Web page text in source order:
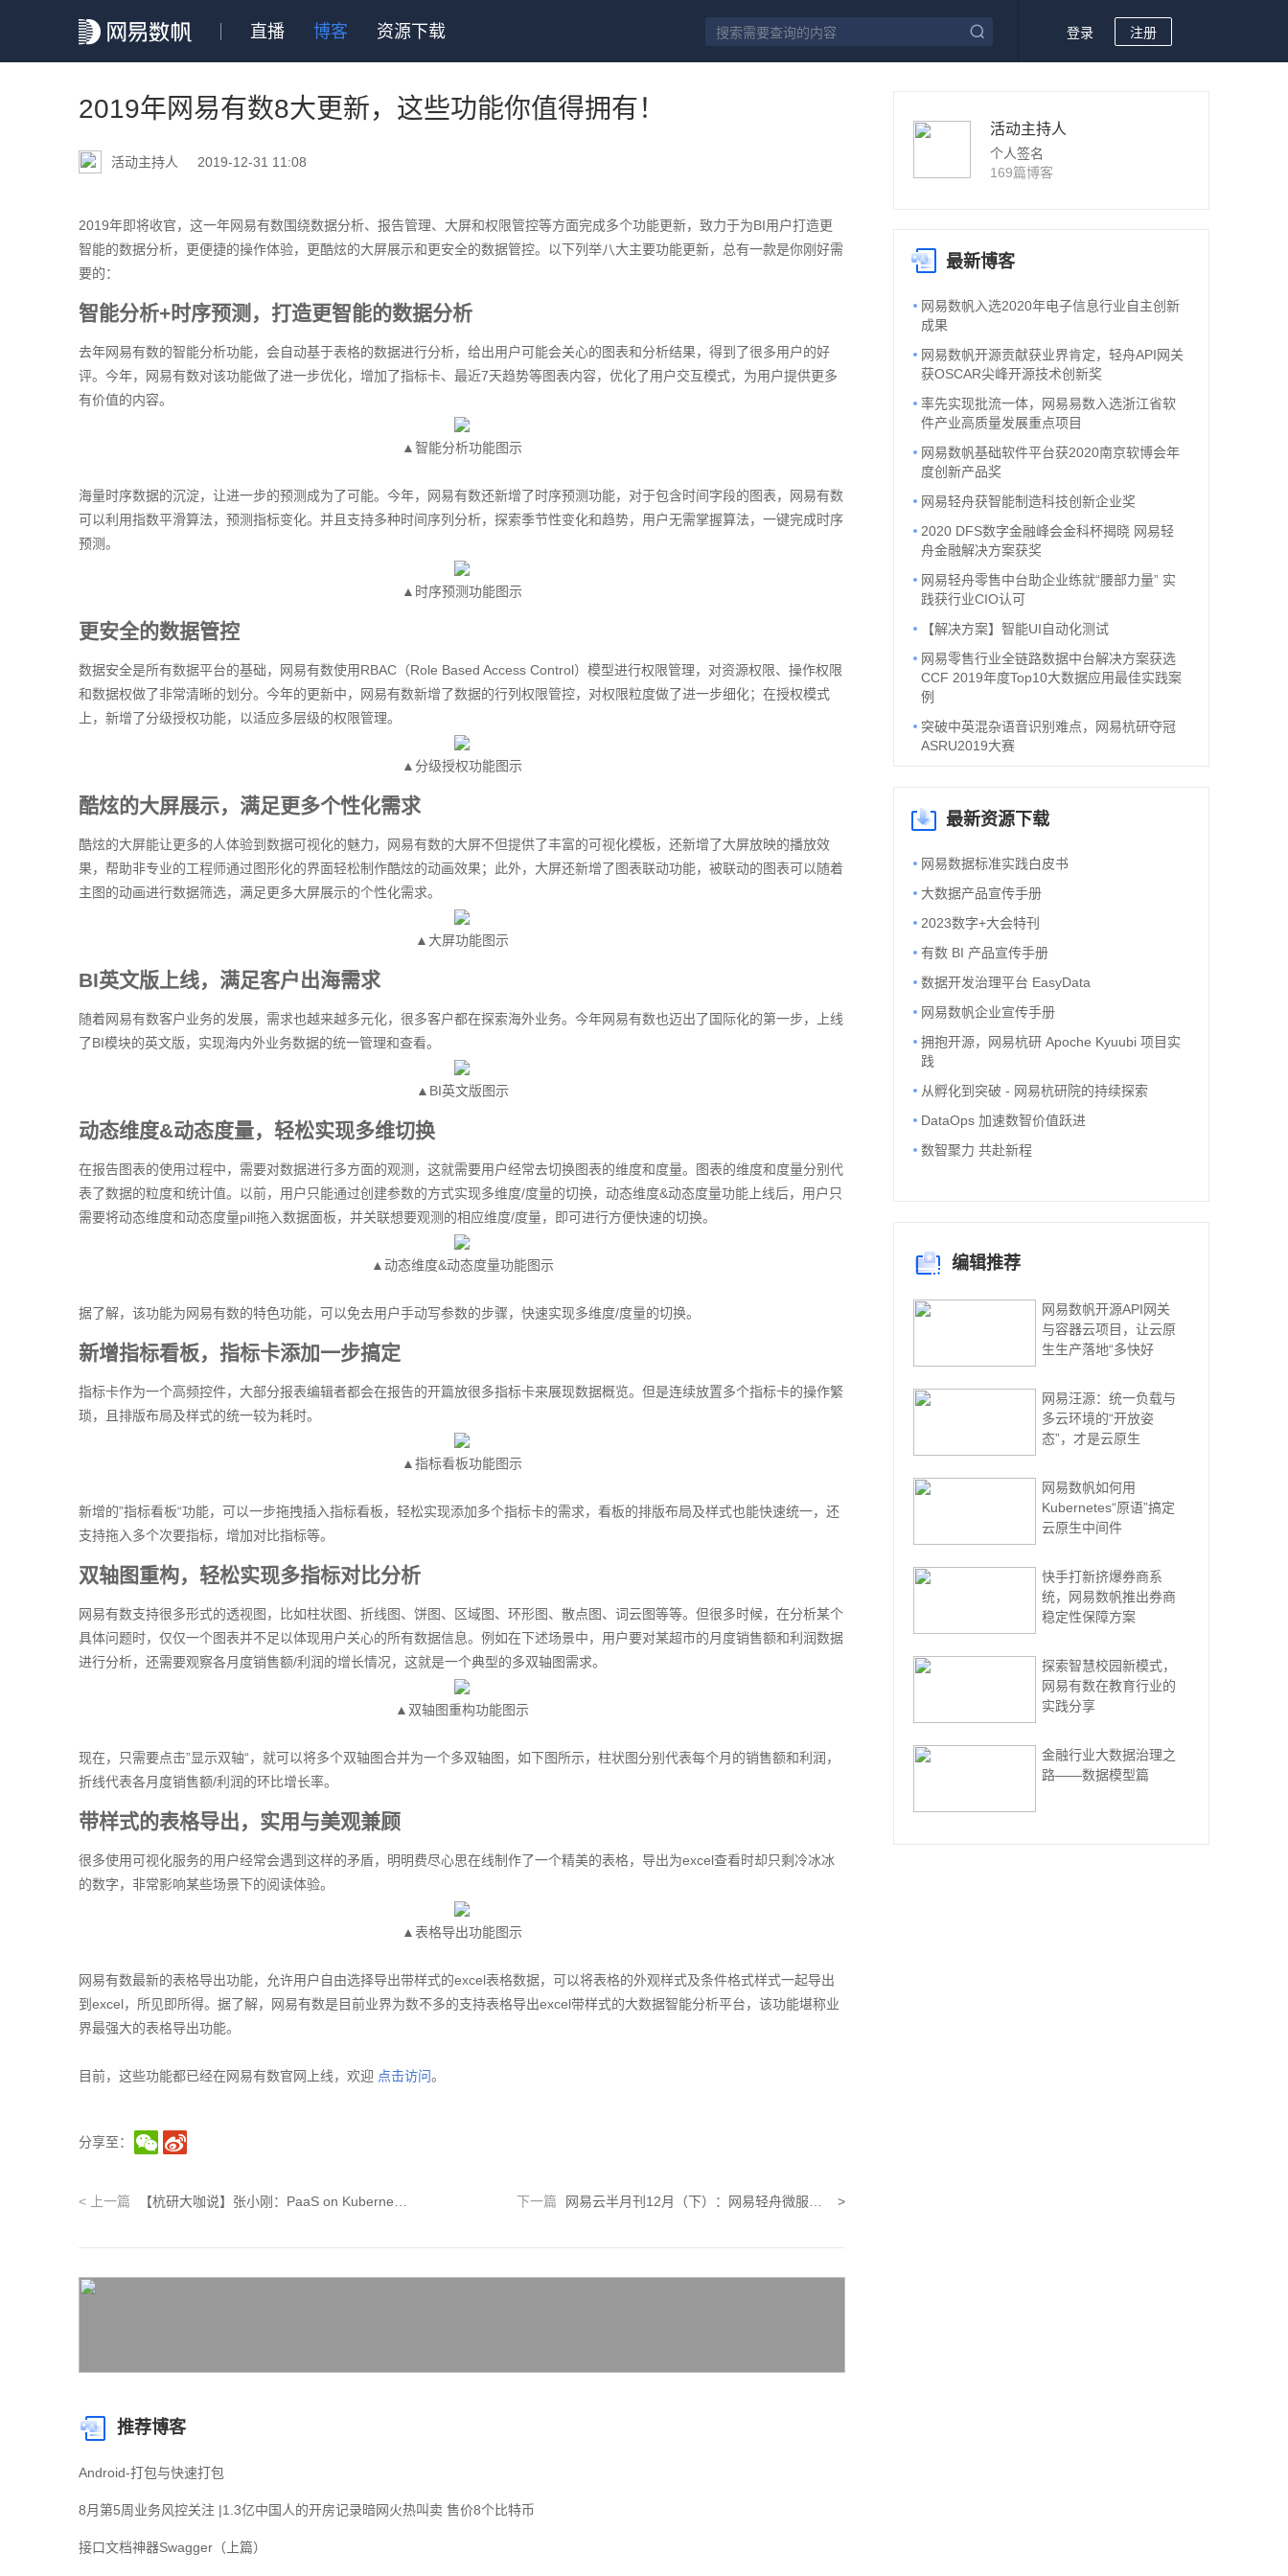
直播 博客 资源下载 登录 注册
活动主持人
个人签名
169篇博客
最新博客
网易数帆入选2020年电子信息行业自主创新
成果
网易数帆开源贡献获业界肯定，轻舟API网关
获OSCAR尖峰开源技术创新奖
率先实现批流一体，网易易数入选浙江省软
件产业高质量发展重点项目
网易数帆基础软件平台获2020南京软博会年
度创新产品奖
网易轻舟获智能制造科技创新企业奖
2020 DFS数字金融峰会金科杯揭晓 网易轻
舟金融解决方案获奖
网易轻舟零售中台助企业练就“腰部力量” 实
践获行业CIO认可
【解决方案】智能UI自动化测试
网易零售行业全链路数据中台解决方案获选
CCF 2019年度Top10大数据应用最佳实践案
例
突破中英混杂语音识别难点，网易杭研夺冠
ASRU2019大赛
最新资源下载
网易数据标准实践白皮书
大数据产品宣传手册
2023数字+大会特刊
有数 BI 产品宣传手册
数据开发治理平台 EasyData
网易数帆企业宣传手册
拥抱开源，网易杭研 Apoche Kyuubi 项目实
践
从孵化到突破 - 网易杭研院的持续探索
DataOps 加速数智价值跃进
数智聚力 共赴新程
编辑推荐
网易数帆开源API网关
与容器云项目，让云原
生生产落地“多快好
网易汪源：统一负载与
多云环境的“开放姿
态”，才是云原生
网易数帆如何用
Kubernetes“原语”搞定
云原生中间件
快手打新挤爆券商系
统，网易数帆推出券商
稳定性保障方案
探索智慧校园新模式，
网易有数在教育行业的
实践分享
金融行业大数据治理之
路——数据模型篇
2019年网易有数8大更新，这些功能你值得拥有！
活动主持人 2019-12-31 11:08
2019年即将收官，这一年网易有数围绕数据分析、报告管理、大屏和权限管控等方面完成多个功能更新，致力于为BI用户打造更
智能的数据分析，更便捷的操作体验，更酷炫的大屏展示和更安全的数据管控。以下列举八大主要功能更新，总有一款是你刚好需
要的：
智能分析+时序预测，打造更智能的数据分析
去年网易有数的智能分析功能，会自动基于表格的数据进行分析，给出用户可能会关心的图表和分析结果，得到了很多用户的好
评。今年，网易有数对该功能做了进一步优化，增加了指标卡、最近7天趋势等图表内容，优化了用户交互模式，为用户提供更多
有价值的内容。
▲智能分析功能图示
海量时序数据的沉淀，让进一步的预测成为了可能。今年，网易有数还新增了时序预测功能，对于包含时间字段的图表，网易有数
可以利用指数平滑算法，预测指标变化。并且支持多种时间序列分析，探索季节性变化和趋势，用户无需掌握算法，一键完成时序
预测。
▲时序预测功能图示
更安全的数据管控
数据安全是所有数据平台的基础，网易有数使用RBAC（Role Based Access Control）模型进行权限管理，对资源权限、操作权限
和数据权做了非常清晰的划分。今年的更新中，网易有数新增了数据的行列权限管控，对权限粒度做了进一步细化；在授权模式
上，新增了分级授权功能，以适应多层级的权限管理。
▲分级授权功能图示
酷炫的大屏展示，满足更多个性化需求
酷炫的大屏能让更多的人体验到数据可视化的魅力，网易有数的大屏不但提供了丰富的可视化模板，还新增了大屏放映的播放效
果，帮助非专业的工程师通过图形化的界面轻松制作酷炫的动画效果；此外，大屏还新增了图表联动功能，被联动的图表可以随着
主图的动画进行数据筛选，满足更多大屏展示的个性化需求。
▲大屏功能图示
BI英文版上线，满足客户出海需求
随着网易有数客户业务的发展，需求也越来越多元化，很多客户都在探索海外业务。今年网易有数也迈出了国际化的第一步，上线
了BI模块的英文版，实现海内外业务数据的统一管理和查看。
▲BI英文版图示
动态维度&动态度量，轻松实现多维切换
在报告图表的使用过程中，需要对数据进行多方面的观测，这就需要用户经常去切换图表的维度和度量。图表的维度和度量分别代
表了数据的粒度和统计值。以前，用户只能通过创建参数的方式实现多维度/度量的切换，动态维度&动态度量功能上线后，用户只
需要将动态维度和动态度量pill拖入数据面板，并关联想要观测的相应维度/度量，即可进行方便快速的切换。
▲动态维度&动态度量功能图示
据了解，该功能为网易有数的特色功能，可以免去用户手动写参数的步骤，快速实现多维度/度量的切换。
新增指标看板，指标卡添加一步搞定
指标卡作为一个高频控件，大部分报表编辑者都会在报告的开篇放很多指标卡来展现数据概览。但是连续放置多个指标卡的操作繁
琐，且排版布局及样式的统一较为耗时。
▲指标看板功能图示
新增的”指标看板“功能，可以一步拖拽插入指标看板，轻松实现添加多个指标卡的需求，看板的排版布局及样式也能快速统一，还
支持拖入多个次要指标，增加对比指标等。
双轴图重构，轻松实现多指标对比分析
网易有数支持很多形式的透视图，比如柱状图、折线图、饼图、区域图、环形图、散点图、词云图等等。但很多时候，在分析某个
具体问题时，仅仅一个图表并不足以体现用户关心的所有数据信息。例如在下述场景中，用户要对某超市的月度销售额和利润数据
进行分析，还需要观察各月度销售额/利润的增长情况，这就是一个典型的多双轴图需求。
▲双轴图重构功能图示
现在，只需要点击”显示双轴“，就可以将多个双轴图合并为一个多双轴图，如下图所示，柱状图分别代表每个月的销售额和利润，
折线代表各月度销售额/利润的环比增长率。
带样式的表格导出，实用与美观兼顾
很多使用可视化服务的用户经常会遇到这样的矛盾，明明费尽心思在线制作了一个精美的表格，导出为excel查看时却只剩冷冰冰
的数字，非常影响某些场景下的阅读体验。
▲表格导出功能图示
网易有数最新的表格导出功能，允许用户自由选择导出带样式的excel表格数据，可以将表格的外观样式及条件格式样式一起导出
到excel，所见即所得。据了解，网易有数是目前业界为数不多的支持表格导出excel带样式的大数据智能分析平台，该功能堪称业
界最强大的表格导出功能。
目前，这些功能都已经在网易有数官网上线，欢迎 点击访问。
分享至：
< 上一篇 下一篇 >
推荐博客
Android-打包与快速打包
8月第5周业务风控关注 |1.3亿中国人的开房记录暗网火热叫卖 售价8个比特币
接口文档神器Swagger（上篇）